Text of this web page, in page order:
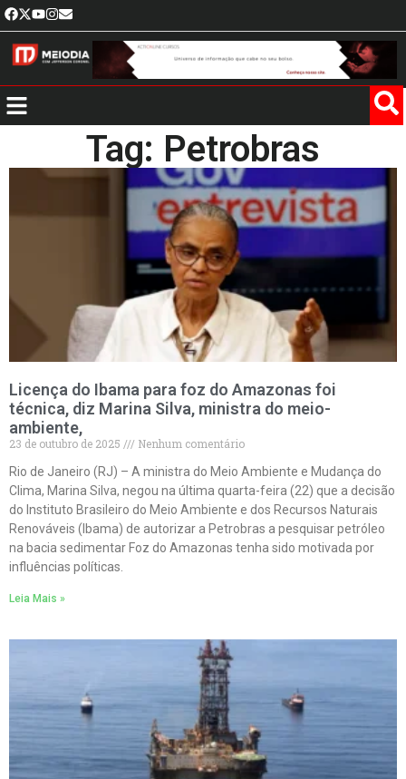
Tag: Petrobras
Licença do Ibama para foz do Amazonas foi
técnica, diz Marina Silva, ministra do meio-
ambiente,
23 de outubro de 2025
Nenhum comentário
Rio de Janeiro (RJ) – A ministra do Meio Ambiente e Mudança do
Clima, Marina Silva, negou na última quarta-feira (22) que a decisão
do Instituto Brasileiro do Meio Ambiente e dos Recursos Naturais
Renováveis (Ibama) de autorizar a Petrobras a pesquisar petróleo
na bacia sedimentar Foz do Amazonas tenha sido motivada por
influências políticas.
Leia Mais »